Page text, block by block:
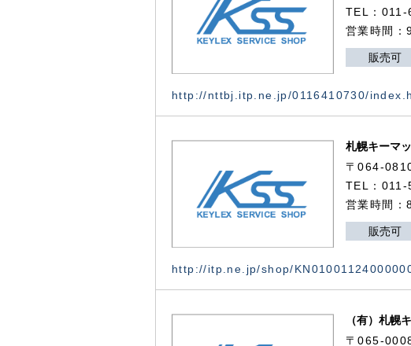
TEL：
営業時間
販売可
http://nttbj.itp.ne.jp/0116410730/
札幌キーマ
〒064-
TEL：
営業時間
販売可
http://itp.ne.jp/shop/
（有）札幌
〒065-